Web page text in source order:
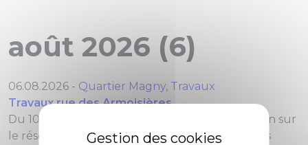
août 2026 (6)
06.08.2026 - Quartier Magny, Travaux
Travaux rue des Armoisières
Du 10 au 14 août 2026, des travaux de réparation sur
le réseau d’assainissement se déroulent rue des